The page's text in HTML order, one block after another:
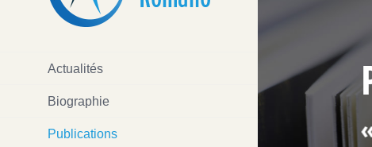
Actualités
Biographie
Publications